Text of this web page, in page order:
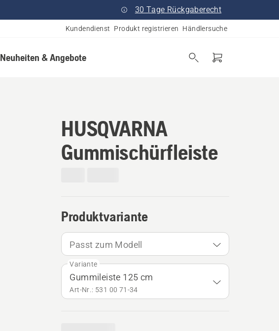
30 Tage Rückgaberecht
Kundendienst Produkt registrieren Händlersuche
Neuheiten & Angebote
HUSQVARNA
Gummischürfleiste
Produktvariante
Passt zum Modell
Variante
Gummileiste 125 cm
Art-Nr.: 531 00 71‑34